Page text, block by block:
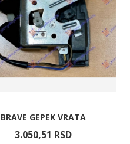
BRAVE GEPEK VRATA
3.050,51 RSD